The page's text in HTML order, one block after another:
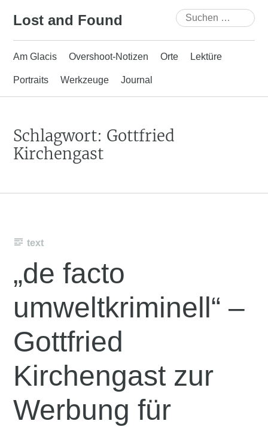
Lost and Found
Suchen
nach:
Am Glacis Overshoot-Notizen Orte Lektüre
Portraits Werkzeuge Journal
Schlagwort: Gottfried
Kirchengast
text
„de facto
umweltkriminell“ –
Gottfried
Kirchengast zur
Werbung für